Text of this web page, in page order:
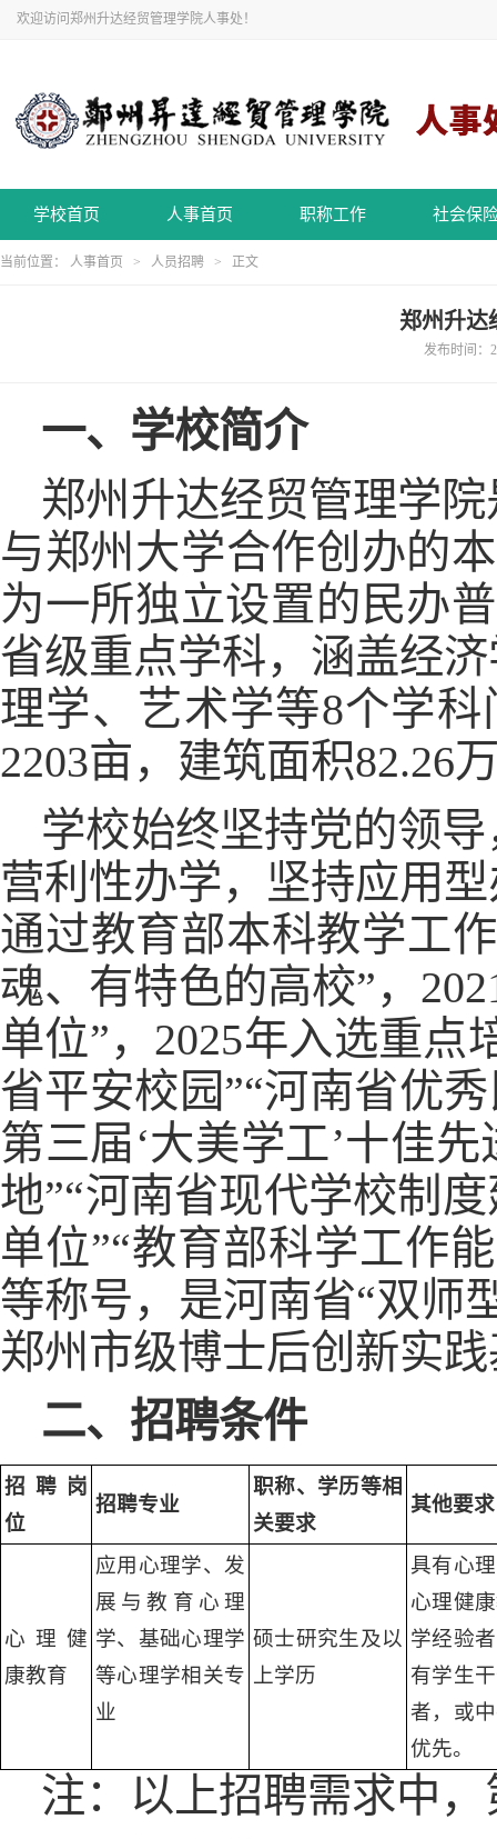
欢迎访问郑州升达经贸管理学院人事处！
学校首页 人事首页 职称工作 社会保
当前位置： 人事首页 > 人员招聘 > 正文
郑州升达
发布时间：
一、学校简介
郑州升达经贸管理学
与郑州大学合作创办的
为一所独立设置的民办
省级重点学科，涵盖经
理学、艺术学等8个学
2203亩，建筑面积82.26
学校始终坚持党的领
营利性办学，坚持应用
通过教育部本科教学工
魂、有特色的高校”，
单位”，2025年入选重点
省平安校园”“河南省优
第三届‘大美学工’十佳
地”“河南省现代学校制
单位”“教育部科学工作
等称号，是河南省“双师
郑州市级博士后创新实
二、招聘条件
招聘岗
位
招聘专业
职称、学历等相
关要求
其他要求
心理健
康教育
应用心理学、发
展与教育心理
学、基础心理学
等心理学相关专
业
硕士研究生及以
上学历
具有心
心理健
学经验
有学生
者，或
优先。
注：以上招聘需求中